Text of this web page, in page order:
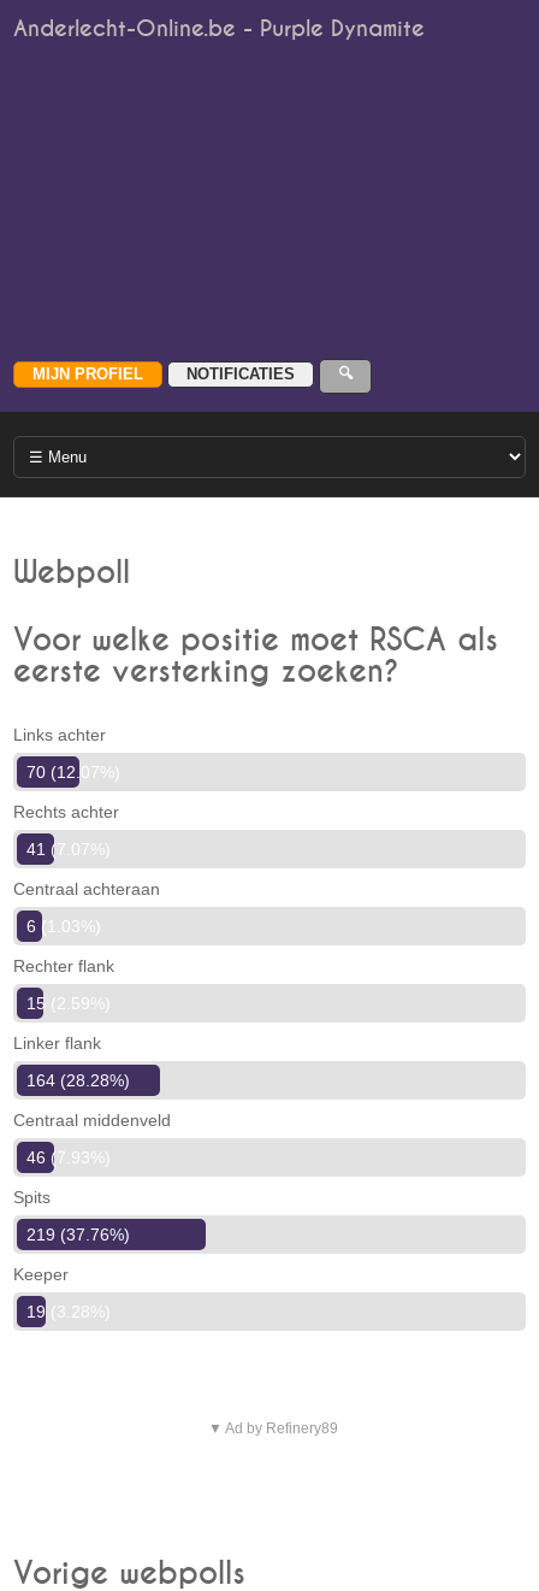
Anderlecht-Online.be - Purple Dynamite
Webpoll
Voor welke positie moet RSCA als
eerste versterking zoeken?
Links achter
70 (12.07%)
Rechts achter
41 (7.07%)
Centraal achteraan
6 (1.03%)
Rechter flank
15 (2.59%)
Linker flank
164 (28.28%)
Centraal middenveld
46 (7.93%)
Spits
219 (37.76%)
Keeper
19 (3.28%)
▼ Ad by Refinery89
Vorige webpolls